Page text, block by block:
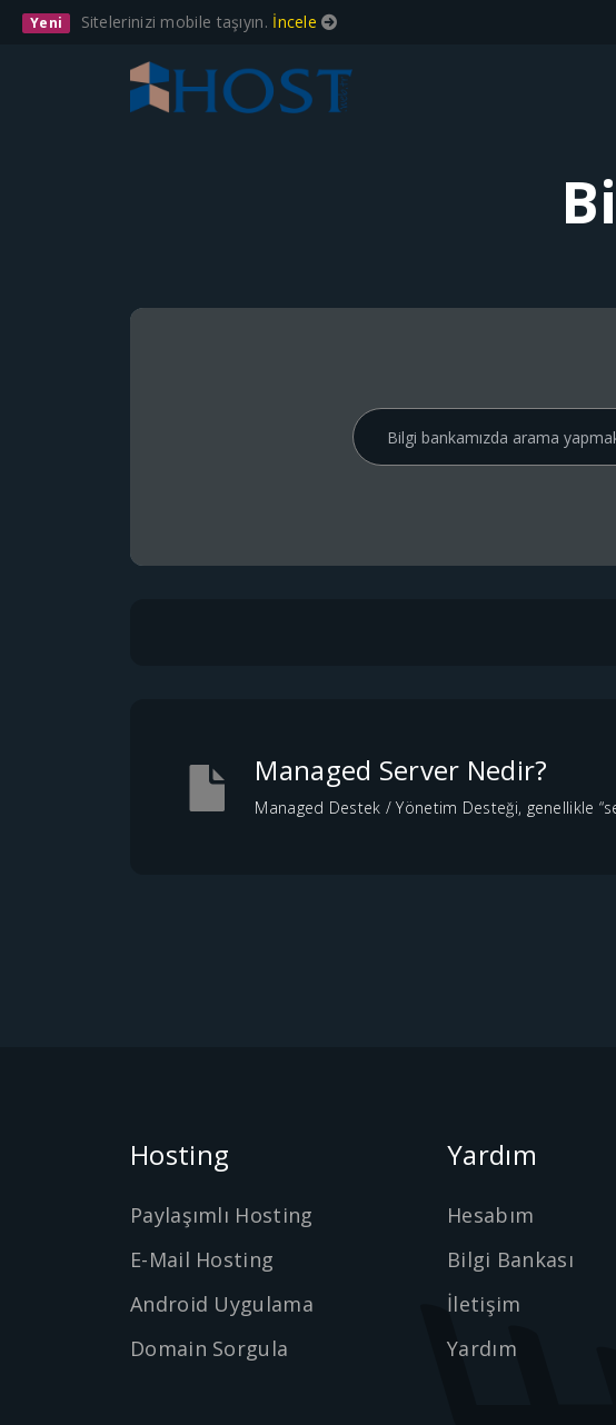
Yeni Sitelerinizi mobile taşıyın. İncele
Managed Server Nedir?
Managed Destek / Yönetim Desteği, genellikle
Hosting
Paylaşımlı Hosting
E-Mail Hosting
Android Uygulama
Domain Sorgula
Yardım
Hesabım
Bilgi Bankası
İletişim
Yardım